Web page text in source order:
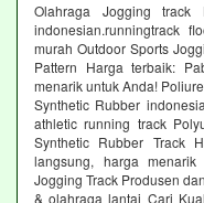
Olahraga Jogging
indonesian.runningtrack
murah Outdoor Sports
Pattern Harga terbaik:
menarik untuk Anda!
Synthetic Rubber
athletic running track
Synthetic Rubber Track
langsung, harga
Jogging Track Produsen
& olahraga lantai Cari